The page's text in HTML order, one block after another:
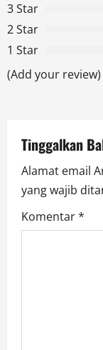
g
a
t
o
n
3 Star
2 Star
1 Star
(Add your review)
Tinggalkan
Alamat email
yang wajib
Komentar*